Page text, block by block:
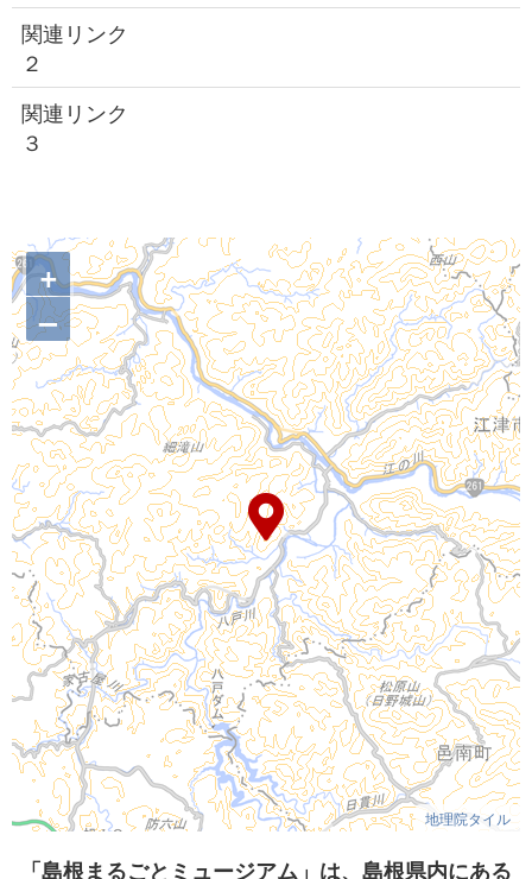
関連リンク
２
関連リンク
３
+
–
地理院タイル
「島根まるごとミュージアム」は、島根県内にある